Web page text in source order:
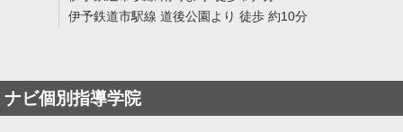
伊予鉄道市駅線 道後公園より 徒歩 約10分
ナビ個別指導学院